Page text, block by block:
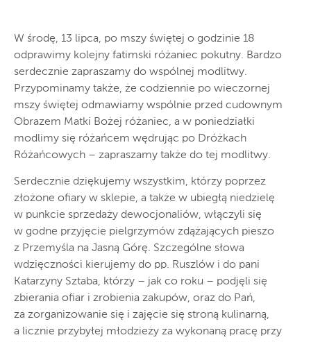
W środę, 13 lipca, po mszy świętej o godzinie 18
odprawimy kolejny fatimski różaniec pokutny. Bardzo
serdecznie zapraszamy do wspólnej modlitwy.
Przypominamy także, że codziennie po wieczornej
mszy świętej odmawiamy wspólnie przed cudownym
Obrazem Matki Bożej różaniec, a w poniedziałki
modlimy się różańcem wędrując po Dróżkach
Różańcowych – zapraszamy także do tej modlitwy.
Serdecznie dziękujemy wszystkim, którzy poprzez
złożone ofiary w sklepie, a także w ubiegłą niedzielę
w punkcie sprzedaży dewocjonaliów, włączyli się
w godne przyjęcie pielgrzymów zdążających pieszo
z Przemyśla na Jasną Górę. Szczególne słowa
wdzięczności kierujemy do pp. Ruszlów i do pani
Katarzyny Sztaba, którzy – jak co roku – podjęli się
zbierania ofiar i zrobienia zakupów, oraz do Pań,
za zorganizowanie się i zajęcie się stroną kulinarną,
a licznie przybyłej młodzieży za wykonaną pracę przy